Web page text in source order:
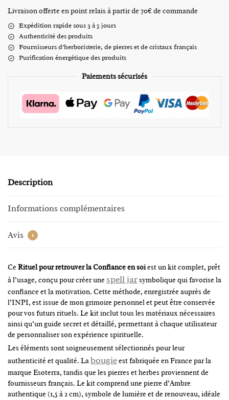
Livraison offerte en point relais à partir de 70€ de commande
Expédition rapide sous 3 à 5 jours
Authenticité des produits
Fournisseurs d’herboristerie, de pierres et de cristaux français
Purification énergétique des produits
Paiements sécurisés
Description
Informations complémentaires
Avis 1
Ce Rituel pour retrouver la Confiance en soiest un kit complet, prêt
à l’usage, conçu pour créer une spell jarsymbolique qui favorise la
confiance et la motivation. Cette méthode, enregistrée auprès de
l’INPI, est issue de mon grimoire personnel et peut être conservée
pour vos futurs rituels. Le kit inclut tous les matériaux nécessaires
ainsi qu’un guide secret et détaillé, permettant à chaque utilisateur
de personnaliser son expérience spirituelle.
Les éléments sont soigneusement sélectionnés pour leur
authenticité et qualité. Labougieest fabriquée en France par la
marque Esoterra, tandis que les pierres et herbes proviennent de
fournisseurs français. Le kit comprend une pierre d’Ambre
authentique (1,5 à 2 cm), symbole de lumière et de renouveau, idéale